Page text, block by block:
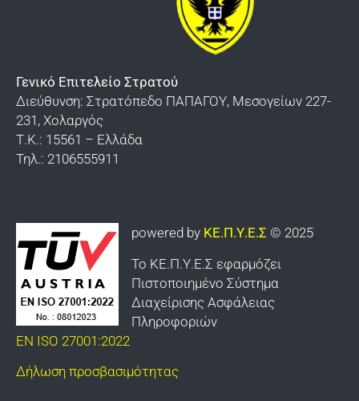
Γενικό Επιτελείο Στρατού
Διεύθυνση: Στρατόπεδο ΠΑΠΑΓΟΥ, Μεσογείων 227-
231, Χολαργός
Τ.Κ.: 15561 – Ελλάδα
Τηλ.: 2106555911
powered by ΚΕ.Π.Υ.Ε.Σ © 2025
Το ΚΕ.Π.Υ.Ε.Σ εφαρμόζει
Πιστοποιημένο Σύστημα
Διαχείρισης Ασφάλειας
Πληροφοριών
EN ISO 27001:2022
Δήλωση προσβασιμότητας